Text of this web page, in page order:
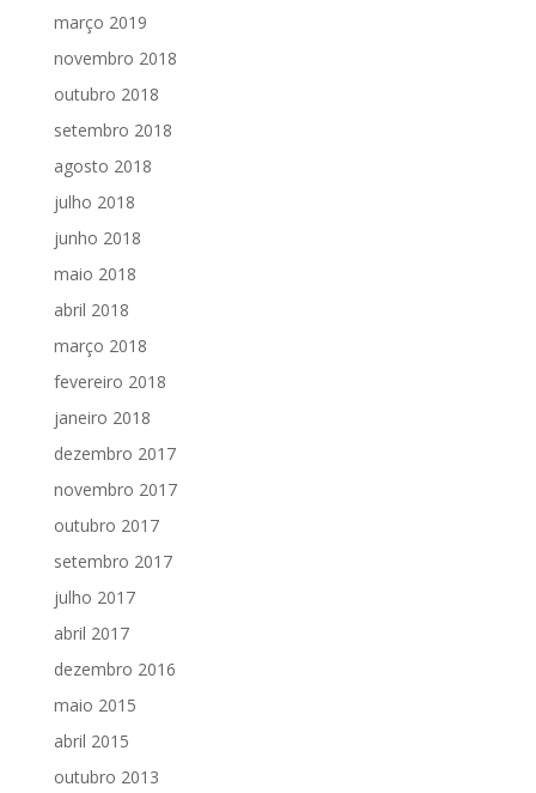
março 2019
novembro 2018
outubro 2018
setembro 2018
agosto 2018
julho 2018
junho 2018
maio 2018
abril 2018
março 2018
fevereiro 2018
janeiro 2018
dezembro 2017
novembro 2017
outubro 2017
setembro 2017
julho 2017
abril 2017
dezembro 2016
maio 2015
abril 2015
outubro 2013